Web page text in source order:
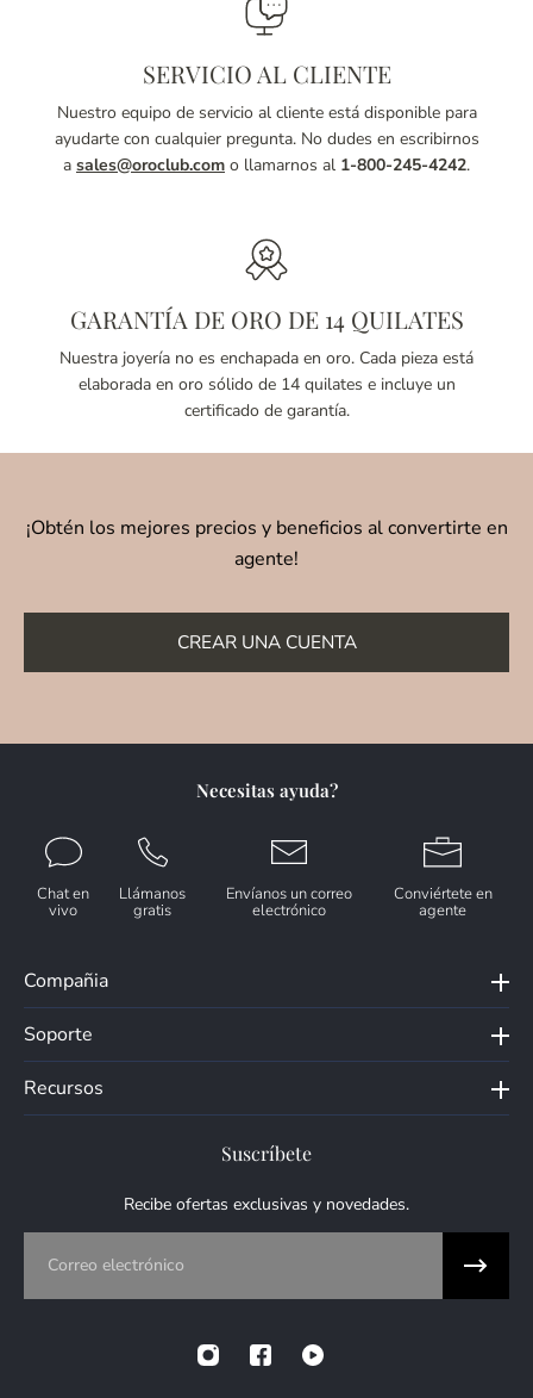
SERVICIO AL CLIENTE
Nuestro equipo de servicio al cliente está disponible para
ayudarte con cualquier pregunta. No dudes en escribirnos
a sales@oroclub.com o llamarnos al 1-800-245-4242.
GARANTÍA DE ORO DE 14 QUILATES
Nuestra joyería no es enchapada en oro. Cada pieza está
elaborada en oro sólido de 14 quilates e incluye un
certificado de garantía.
¡Obtén los mejores precios y beneficios al convertirte en
agente!
CREAR UNA CUENTA
Necesitas ayuda?
Chat en
vivo
Llámanos
gratis
Envíanos un correo
electrónico
Conviértete en
agente
Compañia
Soporte
Recursos
Suscríbete
Recibe ofertas exclusivas y novedades.